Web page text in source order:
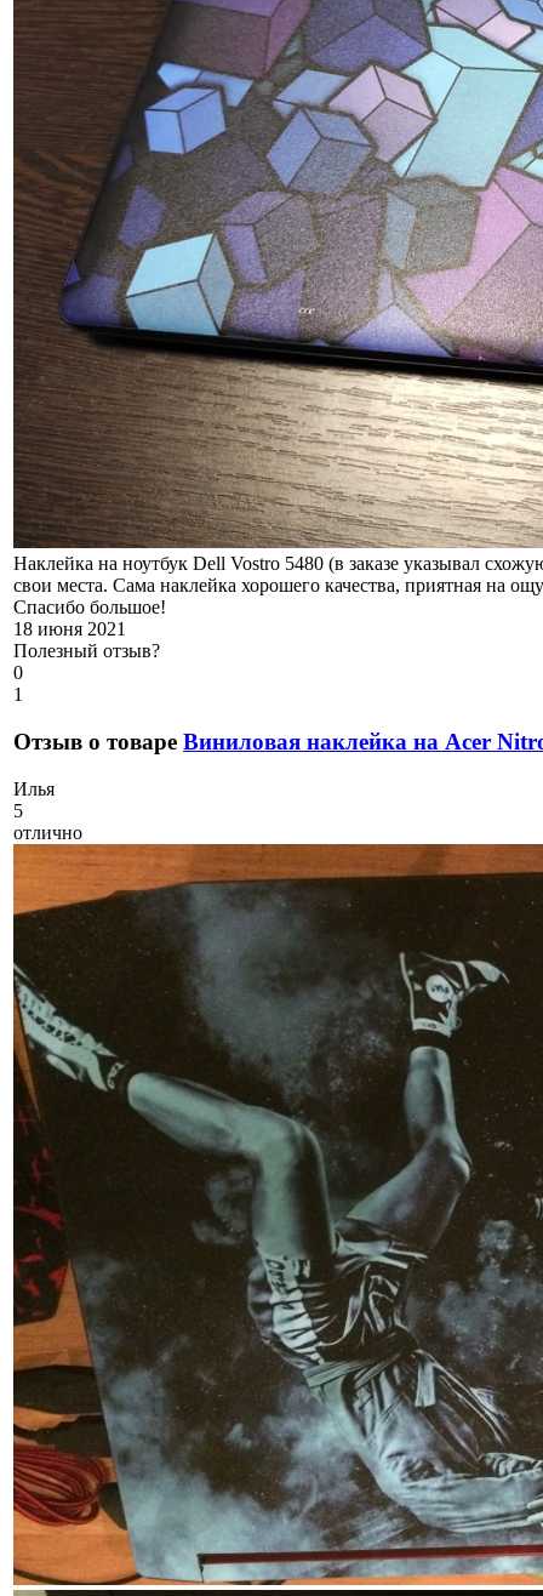
Наклейка на ноутбук Dell Vostro 5480 (в заказе указывал
свои места. Сама наклейка хорошего качества, приятная на
Спасибо большое!
18 июня 2021
Полезный отзыв?
0
1
Отзыв о товаре Виниловая наклейка на Acer
Илья
5
отлично